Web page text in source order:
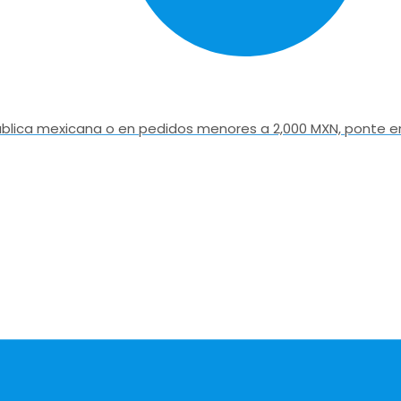
mexicana o en pedidos menores a 2,000 MXN, ponte